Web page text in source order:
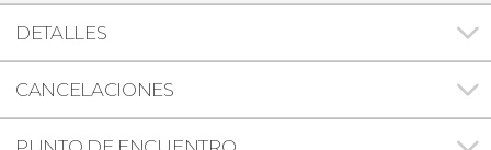
DETALLES
CANCELACIONES